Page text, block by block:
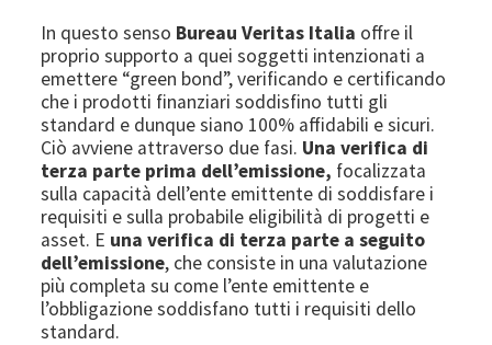
In questo senso Bureau Veritas Italia offre il
proprio supporto a quei soggetti intenzionati a
emettere “green bond”, verificando e certificando
che i prodotti finanziari soddisfino tutti gli
standard e dunque siano 100% affidabili e sicuri.
Ciò avviene attraverso due fasi. Una verifica di
terza parte prima dell’emissione, focalizzata
sulla capacità dell’ente emittente di soddisfare i
requisiti e sulla probabile eligibilità di progetti e
asset. E una verifica di terza parte a seguito
dell’emissione, che consiste in una valutazione
più completa su come l’ente emittente e
l’obbligazione soddisfano tutti i requisiti dello
standard.